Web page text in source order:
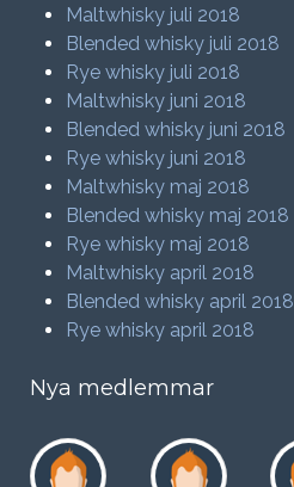
Maltwhisky juli 2018
Blended whisky juli 2018
Rye whisky juli 2018
Maltwhisky juni 2018
Blended whisky juni 2018
Rye whisky juni 2018
Maltwhisky maj 2018
Blended whisky maj 2018
Rye whisky maj 2018
Maltwhisky april 2018
Blended whisky april 2018
Rye whisky april 2018
Nya medlemmar